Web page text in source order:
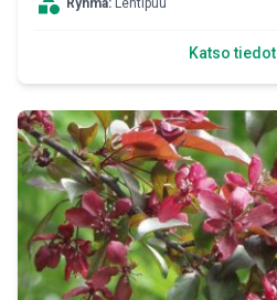
Ryhmä: Lehtipuu
Katso tiedot